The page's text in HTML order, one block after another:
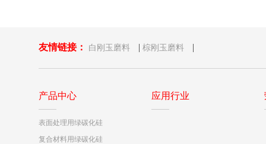
友情链接： 白刚玉磨料 | 棕刚玉磨料 |
产品中心
表面处理用绿碳化硅
复合材料用绿碳化硅
应用行业